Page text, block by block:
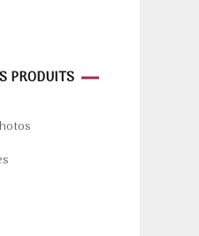
PRODUITS